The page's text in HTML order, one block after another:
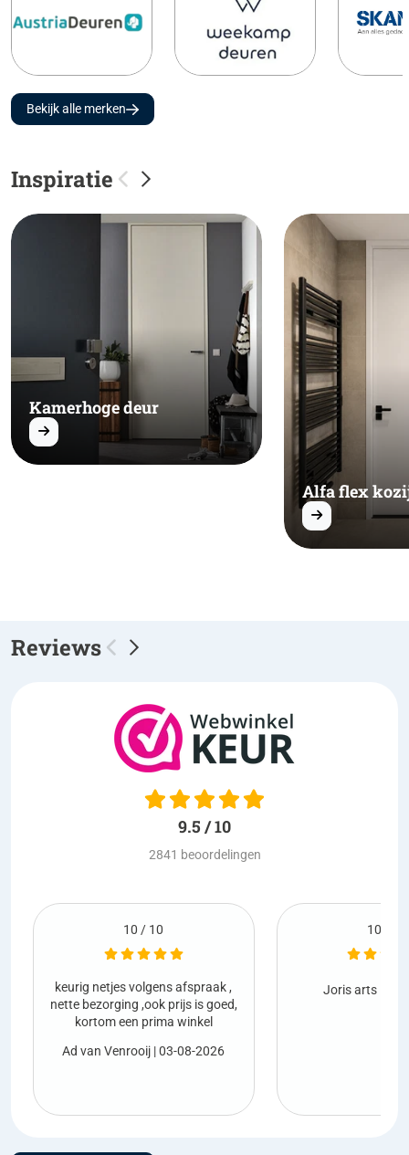
Bekijk alle merken
Inspiratie
Kamerhoge deur
Alfa flex
Reviews
9.5 / 10
2841 beoordelingen
is goed,
Joris arts| 01-08-2026 Netjes